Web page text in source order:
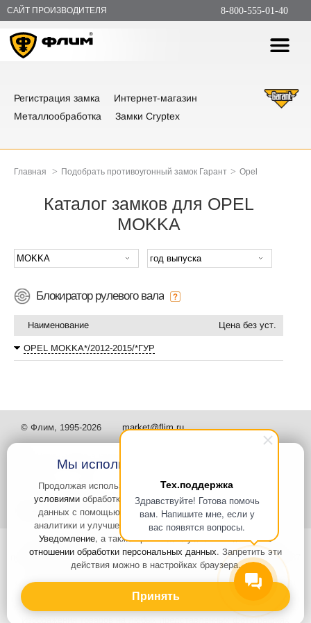
Тех.поддержка
Здравствуйте! Готова помочь
вам. Напишите мне, если у
вас появятся вопросы.
САЙТ ПРОИЗВОДИТЕЛЯ 8-800-555-01-40
Регистрация замка
Интернет-магазин
Металлообработка
Замки Cryptex
Главная > Подобрать противоугонный замок Гарант > Opel
Каталог замков для OPEL
MOKKA
Блокиратор рулевого вала
Наименование Цена без уст.
OPEL MOKKA*/2012-2015/*ГУР
© Флим, 1995-2026 market@flim.ru
Задать вопрос Контакты
Интернет-сайт носит информационный характер и не является
публичной офертой, которая определяется положениями статьи 437
Гражданского кодекса РФ. Информация о характеристиках и
стоимости товаров, указанных на сайте, условия доставки может
быть изменена в одностороннем порядке. Информация по ценам,
может отличаться от фактической, к моменту оформления заказа.
Изображения товаров на любых представленных фотографиях
Мы используем файлы Cookies
Продолжая использовать наш сайт, высоглашаетесь с
условиями обработки cookie-файлов и пользовательских
данных с помощью Яндекс.Метрика, необходимых для
аналитики и улучшения качества работы сайта и сервиса
Уведомление, а также принимаете условияПолитики в
отношении обработки персональных данных. Запретить эти
действия можно в настройках браузера.
Принять